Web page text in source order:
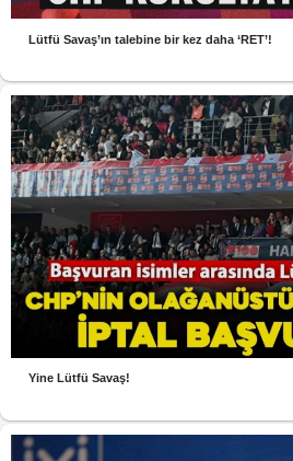
Lütfü Savaş’ın talebine bir kez daha ‘RET’!
Yine Lütfü Savaş!